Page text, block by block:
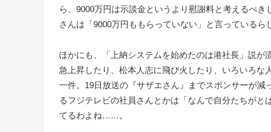
ら、9000万円は示談金というより慰謝料と考えるべ
さんは「9000万円ももらっていない」と言っている
ほかにも、「上納システムを始めたのは港社長」説が
急上昇したり、松本人志に飛び火したり、いろいろな
一件。19日放送の『サザエさん』までスポンサーが
るフジテレビの社員さんとかは「なんで自分たちがと
てるわよね……。